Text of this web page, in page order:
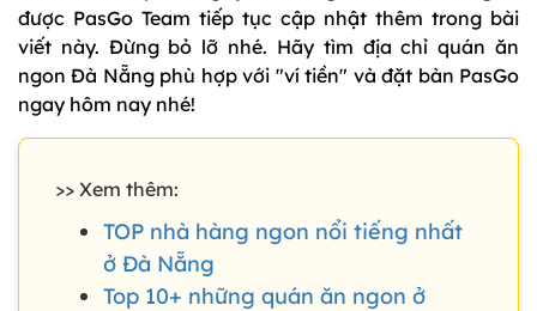
được PasGo Team tiếp tục cập nhật thêm trong bài
viết này. Đừng bỏ lỡ nhé. Hãy tìm địa chỉ quán ăn
ngon Đà Nẵng phù hợp với "ví tiền" và đặt bàn PasGo
ngay hôm nay nhé!
>> Xem thêm:
TOP nhà hàng ngon nổi tiếng nhất
ở Đà Nẵng
Top 10+ những quán ăn ngon ở